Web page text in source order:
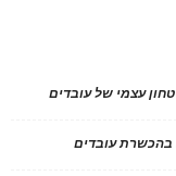
עובדים